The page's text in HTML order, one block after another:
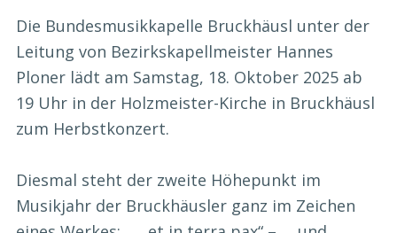
Die Bundesmusikkapelle Bruckhäusl unter der
Leitung von Bezirkskapellmeister Hannes
Ploner lädt am Samstag, 18. Oktober 2025 ab
19 Uhr in der Holzmeister-Kirche in Bruckhäusl
zum Herbstkonzert.
Diesmal steht der zweite Höhepunkt im
Musikjahr der Bruckhäusler ganz im Zeichen